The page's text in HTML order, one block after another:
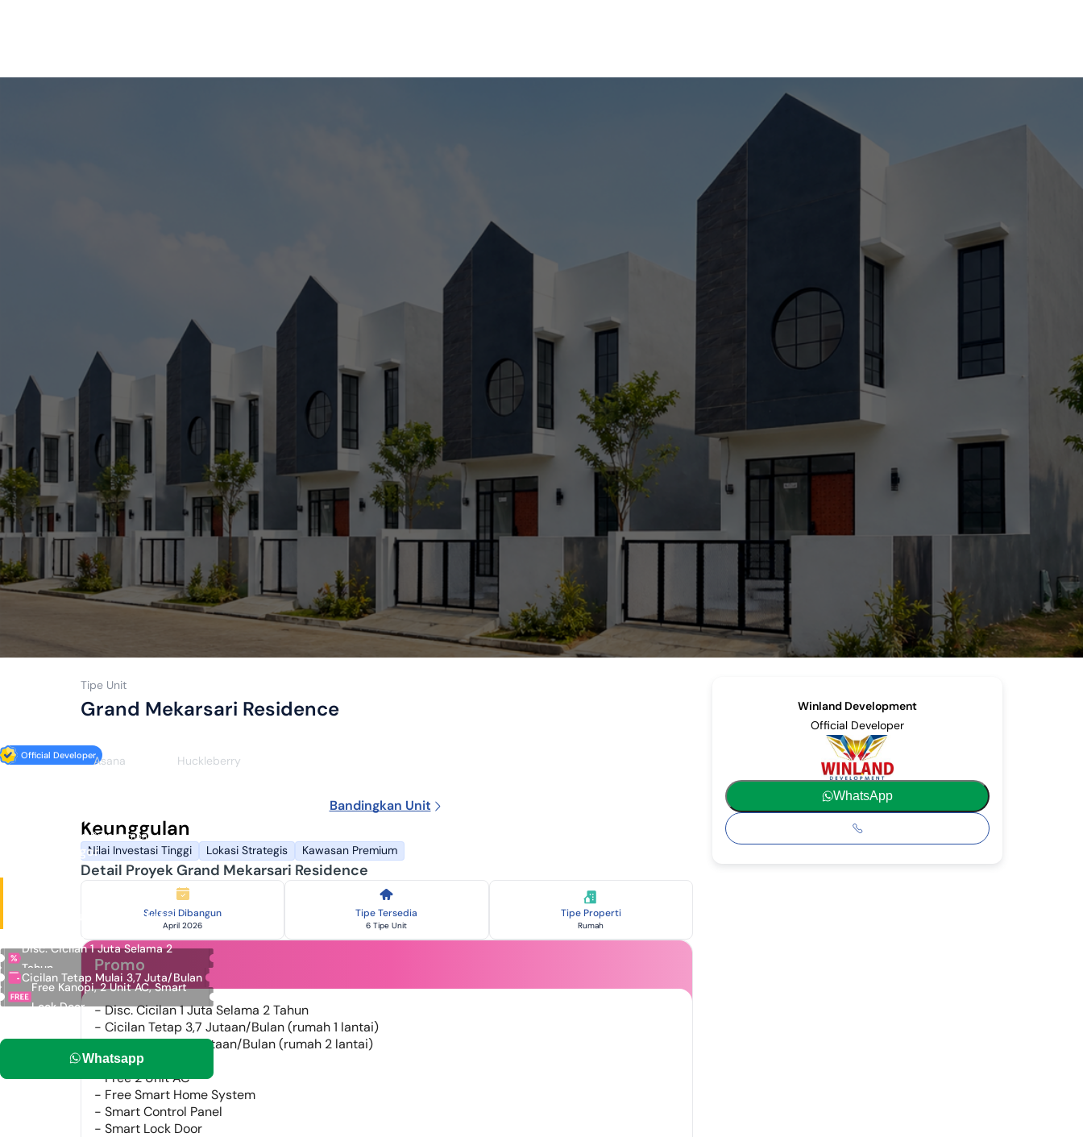
Official Developer
Residence
Developer: Winland Development
Cileungsi, Bogor
Rp 467 Juta - 739 Juta
Promo Terbatas
Disc. Cicilan 1 Juta Selama 2
Tahun
Cicilan Tetap Mulai 3,7 Juta/Bulan
Free Kanopi, 2 Unit AC, Smart
Lock Door
Whatsapp
Tipe Unit
Grand Mekarsari Residence
Asana Huckleberry
Bandingkan Unit
Keunggulan
Nilai Investasi Tinggi Lokasi Strategis Kawasan Premium
Detail Proyek Grand Mekarsari Residence
Selesai Dibangun
April 2026
Tipe Tersedia
6 Tipe Unit
Tipe Properti
Rumah
Promo
- Disc. Cicilan 1 Juta Selama 2 Tahun
- Cicilan Tetap 3,7 Jutaan/Bulan (rumah 1 lantai)
- Cicilan Tetap 5 Jutaan/Bulan (rumah 2 lantai)
- Free Kanopi
- Free 2 Unit AC
- Free Smart Home System
- Smart Control Panel
- Smart Lock Door
Winland Development
Official Developer
WhatsApp